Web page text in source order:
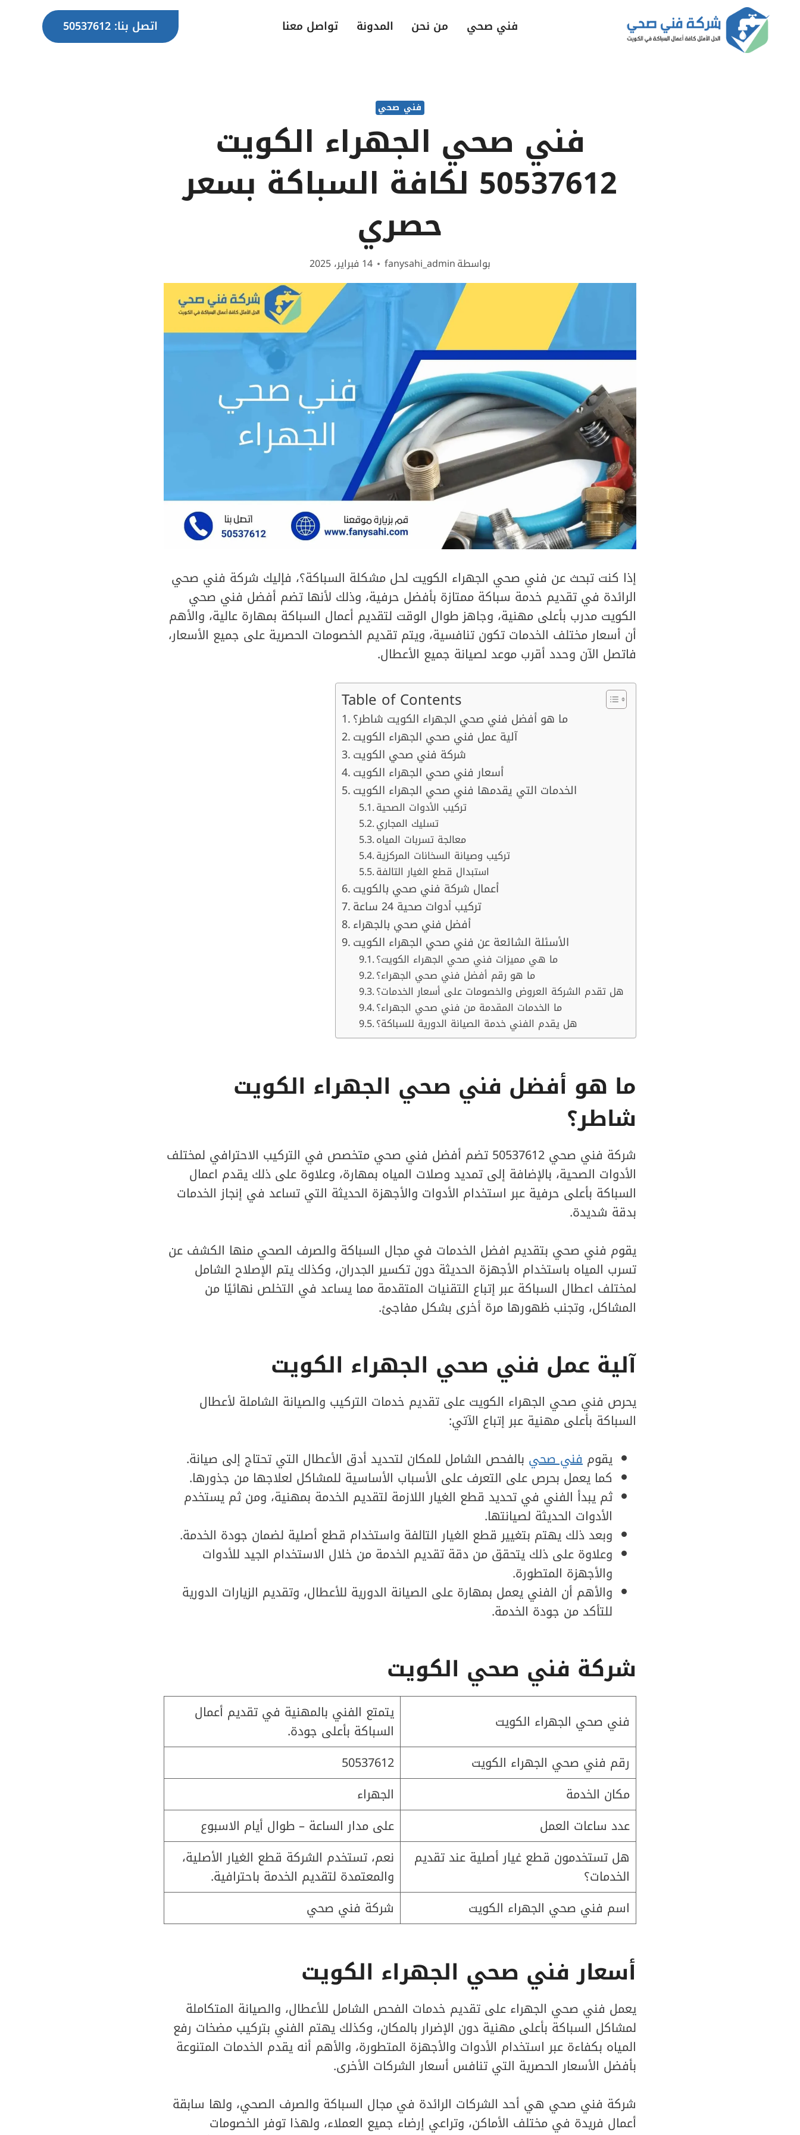
التجاوز
المحتوى
فني صحي من نحن المدونة تواصل معنا اتصل بنا: 50537612
فني صحي
فني صحي الجهراء الكويت
50537612 لكافة السباكة بسعر
حصري
بواسطةfanysahi_admin 14 فبراير، 2025
إذا كنت تبحث عن فني صحي الجهراء الكويت لحل مشكلة السباكة؟، فإليك شركة فني صحي
الرائدة في تقديم خدمة سباكة ممتازة بأفضل حرفية، وذلك لأنها تضم أفضل فني صحي
الكويت مدرب بأعلى مهنية، وجاهز طوال الوقت لتقديم أعمال السباكة بمهارة عالية، والأهم
أن أسعار مختلف الخدمات تكون تنافسية، ويتم تقديم الخصومات الحصرية على جميع الأسعار،
فاتصل الآن وحدد أقرب موعد لصيانة جميع الأعطال.
Table of Contents
ما هو أفضل فني صحي الجهراء الكويت شاطر؟
آلية عمل فني صحي الجهراء الكويت
شركة فني صحي الكويت
أسعار فني صحي الجهراء الكويت
الخدمات التي يقدمها فني صحي الجهراء الكويت
تركيب الأدوات الصحية
تسليك المجاري
معالجة تسربات المياه
تركيب وصيانة السخانات المركزية
استبدال قطع الغيار التالفة
أعمال شركة فني صحي بالكويت
تركيب أدوات صحية 24 ساعة
أفضل فني صحي بالجهراء
الأسئلة الشائعة عن فني صحي الجهراء الكويت
ما هي مميزات فني صحي الجهراء الكويت؟
ما هو رقم أفضل فني صحي الجهراء؟
هل تقدم الشركة العروض والخصومات على أسعار الخدمات؟
ما الخدمات المقدمة من فني صحي الجهراء؟
هل يقدم الفني خدمة الصيانة الدورية للسباكة؟
ما هو أفضل فني صحي الجهراء الكويت
شاطر؟
شركة فني صحي 50537612 تضم أفضل فني صحي متخصص في التركيب الاحترافي لمختلف
الأدوات الصحية، بالإضافة إلى تمديد وصلات المياه بمهارة، وعلاوة على ذلك يقدم اعمال
السباكة بأعلى حرفية عبر استخدام الأدوات والأجهزة الحديثة التي تساعد في إنجاز الخدمات
بدقة شديدة.
يقوم فني صحي بتقديم افضل الخدمات في مجال السباكة والصرف الصحي منها الكشف عن
تسرب المياه باستخدام الأجهزة الحديثة دون تكسير الجدران، وكذلك يتم الإصلاح الشامل
لمختلف اعطال السباكة عبر إتباع التقنيات المتقدمة مما يساعد في التخلص نهائيًا من
المشاكل، وتجنب ظهورها مرة أخرى بشكل مفاجئ.
آلية عمل فني صحي الجهراء الكويت
يحرص فني صحي الجهراء الكويت على تقديم خدمات التركيب والصيانة الشاملة لأعطال
السباكة بأعلى مهنية عبر إتباع الآتي:
يقوم فني صحي بالفحص الشامل للمكان لتحديد أدق الأعطال التي تحتاج إلى صيانة.
كما يعمل بحرص على التعرف على الأسباب الأساسية للمشاكل لعلاجها من جذورها.
ثم يبدأ الفني في تحديد قطع الغيار اللازمة لتقديم الخدمة بمهنية، ومن ثم يستخدم
الأدوات الحديثة لصيانتها.
وبعد ذلك يهتم بتغيير قطع الغيار التالفة واستخدام قطع أصلية لضمان جودة الخدمة.
وعلاوة على ذلك يتحقق من دقة تقديم الخدمة من خلال الاستخدام الجيد للأدوات
والأجهزة المتطورة.
والأهم أن الفني يعمل بمهارة على الصيانة الدورية للأعطال، وتقديم الزيارات الدورية
للتأكد من جودة الخدمة.
شركة فني صحي الكويت
فني صحي الجهراء الكويت
يتمتع الفني بالمهنية في تقديم أعمال
السباكة بأعلى جودة.
رقم فني صحي الجهراء الكويت
50537612
مكان الخدمة
الجهراء
عدد ساعات العمل
على مدار الساعة – طوال أيام الاسبوع
هل تستخدمون قطع غيار أصلية عند تقديم
الخدمات؟
نعم، تستخدم الشركة قطع الغيار الأصلية،
والمعتمدة لتقديم الخدمة باحترافية.
اسم فني صحي الجهراء الكويت
شركة فني صحي
أسعار فني صحي الجهراء الكويت
يعمل فني صحي الجهراء على تقديم خدمات الفحص الشامل للأعطال، والصيانة المتكاملة
لمشاكل السباكة بأعلى مهنية دون الإضرار بالمكان، وكذلك يهتم الفني بتركيب مضخات رفع
المياه بكفاءة عبر استخدام الأدوات والأجهزة المتطورة، والأهم أنه يقدم الخدمات المتنوعة
بأفضل الأسعار الحصرية التي تنافس أسعار الشركات الأخرى.
شركة فني صحي هي أحد الشركات الرائدة في مجال السباكة والصرف الصحي، ولها سابقة
أعمال فريدة في مختلف الأماكن، وتراعي إرضاء جميع العملاء، ولهذا توفر الخصومات